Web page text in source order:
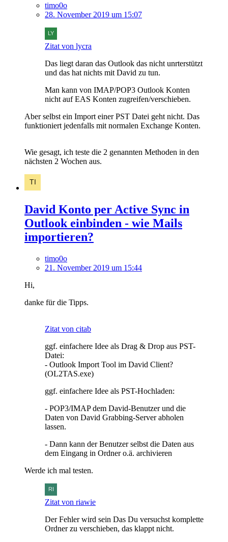
timo0o
28. November 2019 um 15:07
Zitat von lycra
Das liegt daran das Outlook das nicht unrterstützt
und das hat nichts mit David zu tun.
Man kann von IMAP/POP3 Outlook Konten
nicht auf EAS Konten zugreifen/verschieben.
Aber selbst ein Import einer PST Datei geht nicht. Das
funktioniert jedenfalls mit normalen Exchange Konten.
Wie gesagt, ich teste die 2 genannten Methoden in den
nächsten 2 Wochen aus.
David Konto per Active Sync in
Outlook einbinden - wie Mails
importieren?
timo0o
21. November 2019 um 15:44
Hi,
danke für die Tipps.
Zitat von citab
ggf. einfachere Idee als Drag & Drop aus PST-
Datei:
- Outlook Import Tool im David Client?
(OL2TAS.exe)
ggf. einfachere Idee als PST-Hochladen:
- POP3/IMAP dem David-Benutzer und die
Daten von David Grabbing-Server abholen
lassen.
- Dann kann der Benutzer selbst die Daten aus
dem Eingang in Ordner o.ä. archivieren
Werde ich mal testen.
Zitat von riawie
Der Fehler wird sein Das Du versuchst komplette
Ordner zu verschieben, das klappt nicht.